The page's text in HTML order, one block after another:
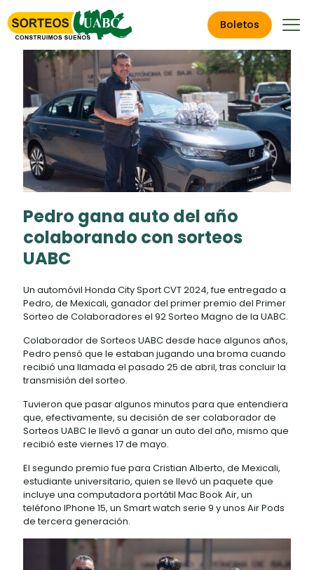
Boletos
Pedro gana auto del año
colaborando con sorteos
UABC
a Pedro, de Mexicali, ganador del primer premio del
Primer Sorteo de Colaboradores el 92 Sorteo Magno de
la UABC.
Colaborador de Sorteos UABC desde hace algunos
años, Pedro pensó que le estaban jugando una broma
cuando recibió una llamada el pasado 25 de abril, tras
concluir la transmisión del sorteo.
Tuvieron que pasar algunos minutos para que
entendiera que, efectivamente, su decisión de ser
colaborador de Sorteos UABC le llevó a ganar un auto
del año, mismo que recibió este viernes 17 de mayo.
El segundo premio fue para Cristian Alberto, de Mexicali,
estudiante universitario, quien se llevó un paquete que
incluye una computadora portátil Mac Book Air, un
teléfono IPhone 15, un Smart watch serie 9 y unos Air
Pods de tercera generación.